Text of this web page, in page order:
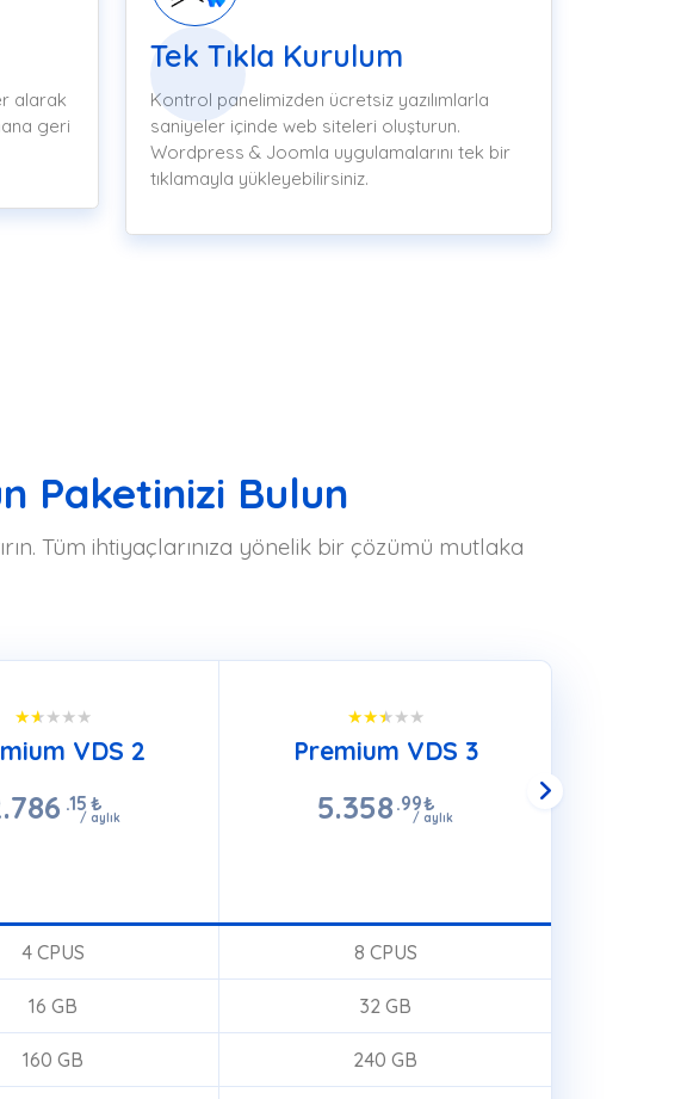
alarak
geri
Tek Tıkla Kurulum
Kontrol panelimizden ücretsiz yazılımlarla
saniyeler içinde web siteleri oluşturun.
Wordpress & Joomla uygulamalarını tek bir
tıklamayla yükleyebilirsiniz.
Paketinizi Bulun
Tüm ihtiyaçlarınıza yönelik bir çözümü mutlaka
VDS 2
.15 ₺
/ aylık
Premium VDS 3
5.358 .99₺
/ aylık
4 CPUS
16 GB
160 GB
8 CPUS
32 GB
240 GB